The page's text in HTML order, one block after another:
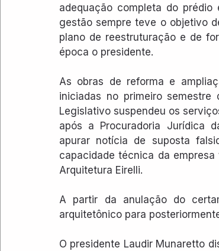
adequação completa do
gestão sempre teve o objetivo
plano de reestruturação e de
época o presidente.
As obras de reforma e
iniciadas no primeiro
Legislativo suspendeu os
após a Procuradoria Jurídica
apurar notícia de suposta
capacidade técnica da
Arquitetura Eirelli.
A partir da anulação do
arquitetônico para
O presidente Laudir Munaretto